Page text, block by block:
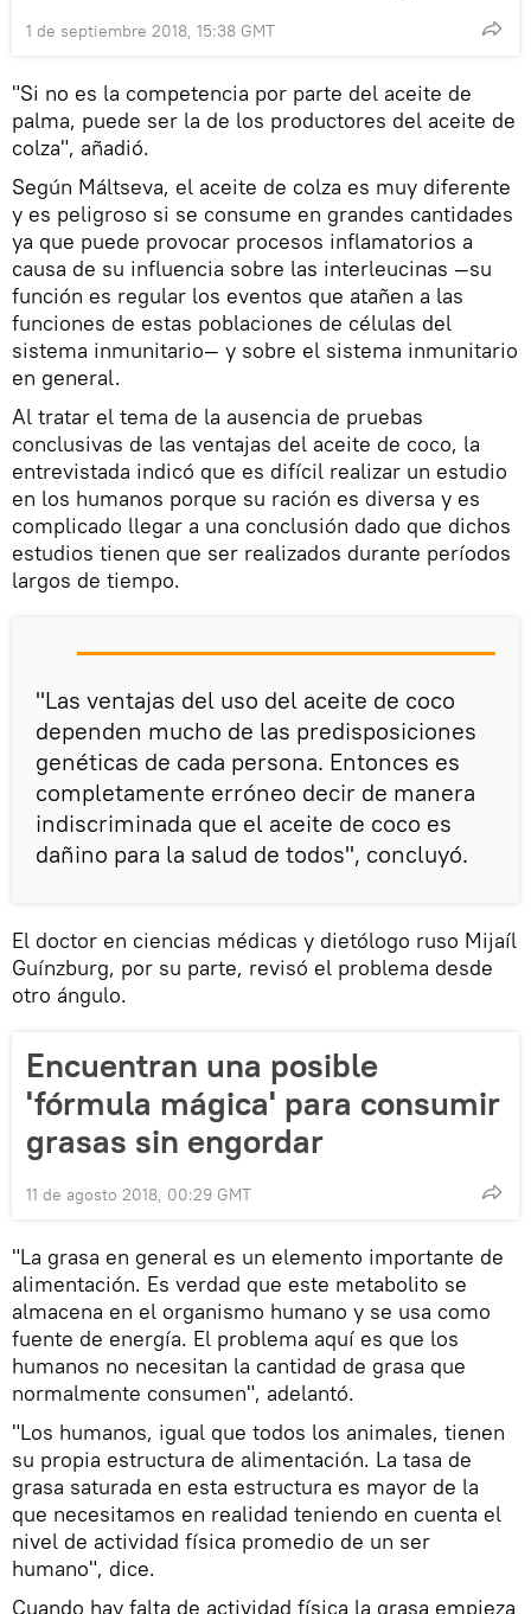
1 de septiembre 2018, 15:38 GMT
"Si no es la competencia por parte del aceite de
palma, puede ser la de los productores del aceite de
colza", añadió.
Según Máltseva, el aceite de colza es muy diferente
y es peligroso si se consume en grandes cantidades
ya que puede provocar procesos inflamatorios a
causa de su influencia sobre las interleucinas —su
función es regular los eventos que atañen a las
funciones de estas poblaciones de células del
sistema inmunitario— y sobre el sistema inmunitario
en general.
Al tratar el tema de la ausencia de pruebas
conclusivas de las ventajas del aceite de coco, la
entrevistada indicó que es difícil realizar un estudio
en los humanos porque su ración es diversa y es
complicado llegar a una conclusión dado que dichos
estudios tienen que ser realizados durante períodos
largos de tiempo.
"Las ventajas del uso del aceite de coco
dependen mucho de las predisposiciones
genéticas de cada persona. Entonces es
completamente erróneo decir de manera
indiscriminada que el aceite de coco es
dañino para la salud de todos", concluyó.
El doctor en ciencias médicas y dietólogo ruso Mijaíl
Guínzburg, por su parte, revisó el problema desde
otro ángulo.
Encuentran una posible
'fórmula mágica' para consumir
grasas sin engordar
11 de agosto 2018, 00:29 GMT
"La grasa en general es un elemento importante de
alimentación. Es verdad que este metabolito se
almacena en el organismo humano y se usa como
fuente de energía. El problema aquí es que los
humanos no necesitan la cantidad de grasa que
normalmente consumen", adelantó.
"Los humanos, igual que todos los animales, tienen
su propia estructura de alimentación. La tasa de
grasa saturada en esta estructura es mayor de la
que necesitamos en realidad teniendo en cuenta el
nivel de actividad física promedio de un ser
humano", dice.
Cuando hay falta de actividad física la grasa empieza